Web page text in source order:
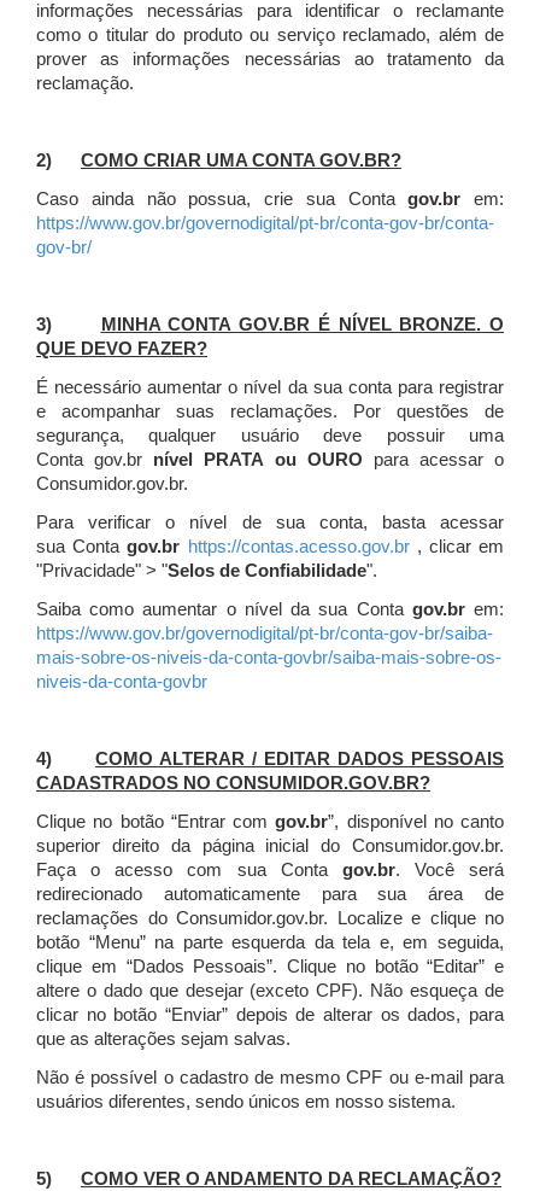
informações necessárias para identificar o reclamante
como o titular do produto ou serviço reclamado, além de
prover as informações necessárias ao tratamento da
reclamação.
2) COMO CRIAR UMA CONTA GOV.BR?
Caso ainda não possua, crie sua Contagov.br em:
https://www.gov.br/governodigital/pt-br/conta-gov-br/conta-
gov-br/
3)
MINHA CONTA GOV.BR É NÍVEL BRONZE. O
QUE DEVO FAZER?
É necessário aumentar o nível da sua conta para registrar
e acompanhar suas reclamações. Por questões de
segurança, qualquer usuário deve possuir uma
Conta gov.br nível PRATA ou OURO para acessar o
Consumidor.gov.br.
Para verificar o nível de sua conta, basta acessar
sua Contagov.br https://contas.acesso.gov.br, clicar em
"Privacidade" > "Selos de Confiabilidade".
Saiba como aumentar o nível da sua Conta gov.brem:
https://www.gov.br/governodigital/pt-br/conta-gov-br/saiba-
mais-sobre-os-niveis-da-conta-govbr/saiba-mais-sobre-os-
niveis-da-conta-govbr
4) COMO ALTERAR / EDITAR DADOS PESSOAIS
CADASTRADOS NO CONSUMIDOR.GOV.BR?
Clique no botão “Entrar comgov.br”, disponível no canto
superior direito da página inicial do Consumidor.gov.br.
Faça o acesso com sua Conta gov.br. Você será
redirecionado automaticamente para sua área de
reclamações do Consumidor.gov.br.
Localize e clique no
botão “Menu” na parte esquerda da tela e, em seguida,
clique em “Dados Pessoais”. Clique no botão “Editar” e
altere o dado que desejar (exceto CPF). Não esqueça de
clicar no botão “Enviar” depois de alterar os dados, para
que as alterações sejam salvas.
Não é possível o cadastro de mesmo CPF ou e-mail para
usuários diferentes, sendo únicos em nosso sistema.
5) COMO VER O ANDAMENTO DA RECLAMAÇÃO?